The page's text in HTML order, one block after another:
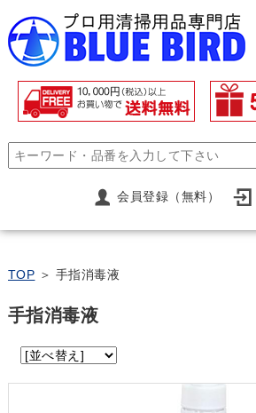
会員登録（無料）
TOP ＞ 手指消毒液
手指消毒液